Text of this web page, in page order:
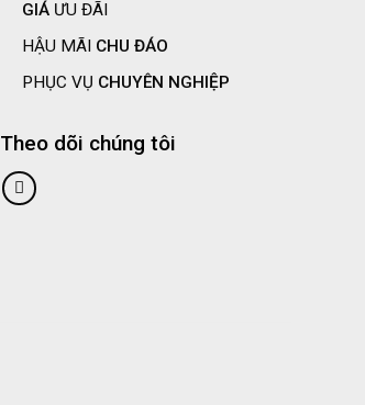
GIÁƯU ĐÃI
HẬU MÃI CHU ĐÁO
PHỤC VỤ CHUYÊN NGHIỆP
Theo dõi chúng tôi